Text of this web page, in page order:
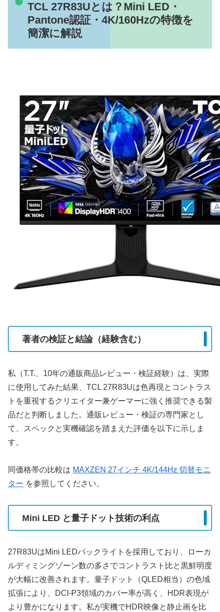
TCL 27R83Uとは？Mini LED・
Pantone認証・4K/160Hzの特徴を
簡潔に解説
著者の検証と結論（経験含む）
私（T.T.、10年の通販商品レビュー・検証経験）は、実際
に使用してみた結果、TCL 27R83Uは色再現とコントラス
トを重視するクリエイター兼ゲーマーに強く推奨できる製
品だと判断しました。通販レビュー・検証の専門家とし
て、スペックと実機確認を踏まえた評価を以下に示しま
す。
同価格帯の比較は MAXZEN 27インチ 4K/144Hz 切替モニ
ター を参照してください。
Mini LED と量子ドット技術の利点
27R83UはMini LEDバックライトを採用しており、ローカ
ルディミングゾーン数の多さでコントラスト比と黒鮮明度
が大幅に改善されます。量子ドット（QLED相当）の色域
拡張により、DCI-P3領域のカバー率が高く、HDR表現が
より豊かになります。私が実機でHDR映像と静止画を比